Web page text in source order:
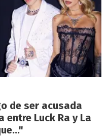
de ser acusada
entre Luck Ra y La